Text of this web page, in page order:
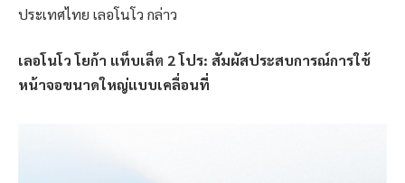
ประเทศไทย เลอโนโว กล่าว
เลอโนโว โยก้า แท็บเล็ต 2 โปร: สัมผัสประสบการณ์การใช้
หน้าจอขนาดใหญ่แบบเคลื่อนที่